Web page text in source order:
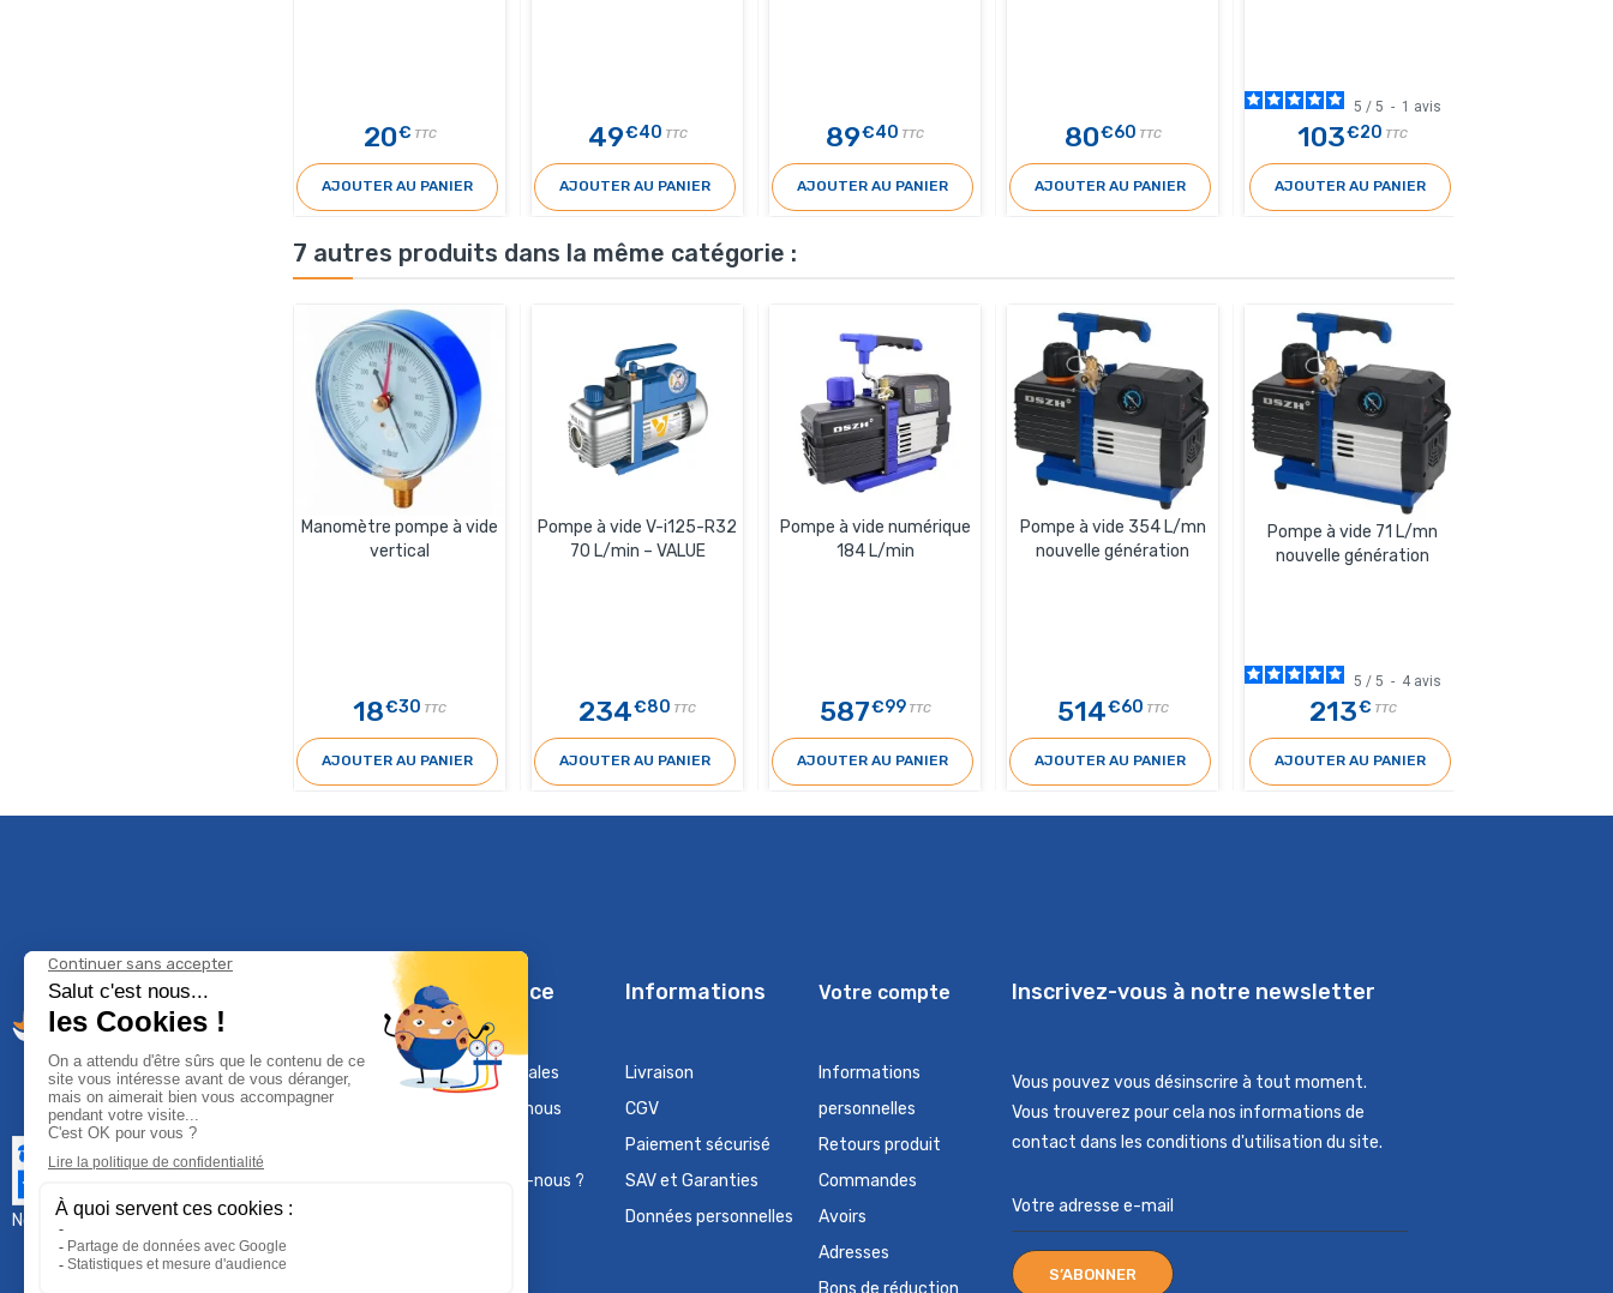
20€ TTC
AJOUTER AU PANIER
49€40 TTC
AJOUTER AU PANIER
89€40 TTC
AJOUTER AU PANIER
80€60 TTC
AJOUTER AU PANIER
5 / 5 - 1 avis
103€20 TTC
AJOUTER AU PANIER
7 autres produits dans la même catégorie :
Manomètre pompe à vide
vertical
18€30 TTC
AJOUTER AU PANIER
Pompe à vide V-i125-R32
70 L/min – VALUE
234€80 TTC
AJOUTER AU PANIER
Pompe à vide numérique
184 L/min
587€99 TTC
AJOUTER AU PANIER
Pompe à vide 354 L/mn
nouvelle génération
514€60 TTC
AJOUTER AU PANIER
Pompe à vide 71 L/mn
nouvelle génération
5 / 5 - 4 avis
213€ TTC
AJOUTER AU PANIER
Nous contacter :sav@groupeproservice.fr
Climservice
Mentions légales
Contactez-nous
Qui sommes-nous ?
Informations
Livraison
CGV
Paiement sécurisé
SAV et Garanties
Données personnelles
Votre compte
Informations
personnelles
Retours produit
Commandes
Avoirs
Adresses
Bons de réduction
Inscrivez-vous à notre newsletter
Vous pouvez vous désinscrire à tout moment.
Vous trouverez pour cela nos informations de
contact dans les conditions d'utilisation du site.